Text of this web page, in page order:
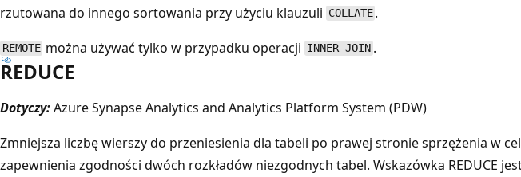
rzutowana do innego sortowania przy użyciu klauzuli COLLATE .
REMOTE można używać tylko w przypadku operacji INNER JOIN .
REDUCE
Dotyczy:Azure Synapse Analytics and Analytics Platform System (PDW)
Zmniejsza liczbę wierszy do przeniesienia dla tabeli po prawej stronie sprzężenia w
zapewnienia zgodności dwóch rozkładów niezgodnych tabel. Wskazówka REDUCE